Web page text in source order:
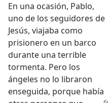
En una ocasión, Pablo,
uno de los seguidores de
Jesús, viajaba como
prisionero en un barco
durante una terrible
tormenta. Pero los
ángeles no lo libraron
enseguida, porque había